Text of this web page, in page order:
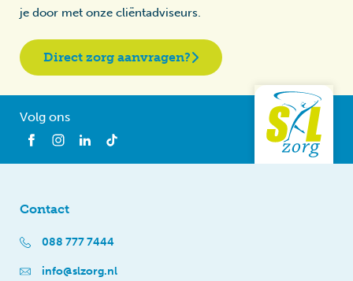
je door met onze cliëntadviseurs.
Direct zorg aanvragen?
Volg ons
Contact
088 777 7444
info@slzorg.nl